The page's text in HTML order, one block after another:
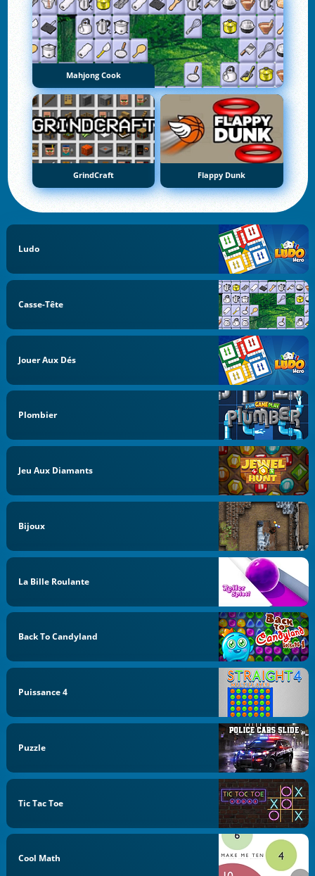
Mahjong Cook
GrindCraft Flappy Dunk
Ludo
Casse-Tête
Jouer Aux Dés
Plombier
Jeu Aux Diamants
Bijoux
La Bille Roulante
Back To Candyland
Puissance 4
Puzzle
Tic Tac Toe
Cool Math